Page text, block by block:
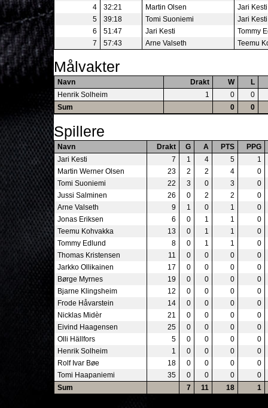
4
32:21 Martin Olsen
Jari Kesti
5
39:18 Tomi Suoniemi
Jari Kesti
6
51:47 Jari Kesti
Tommy
7
57:43 Arne Valseth Teemu
Målvakter
Navn Drakt W
L
Henrik Solheim
1 0
0
Sum
0 0
Spillere
Navn Drakt G A PTS
PPG
Jari Kesti
7 1 4 5
1
Martin Werner Olsen
23 2 2 4
0
Tomi Suoniemi
22 3 0 3
0
Jussi Salminen
26 0 2 2
0
Arne Valseth
9 1 0 1
0
Jonas Eriksen
6 0 1 1
0
Teemu Kohvakka
13 0 1 1
0
Tommy Edlund
8 0 1 1
0
Thomas Kristensen
11 0 0 0
0
Jarkko Ollikainen
17 0 0 0
0
Børge Myrnes
19 0 0 0
0
Bjarne Klingsheim
12 0 0 0
0
Frode Håvarstein
14 0 0 0
0
Nicklas Midèr
21 0 0 0
0
Eivind Haagensen
25 0 0 0
0
Olli Hällfors
5 0 0 0
0
Henrik Solheim
1 0 0 0
0
Rolf Ivar Bøe
18 0 0 0
0
Tomi Haapaniemi
35 0 0 0
0
Sum
7 11 18 1